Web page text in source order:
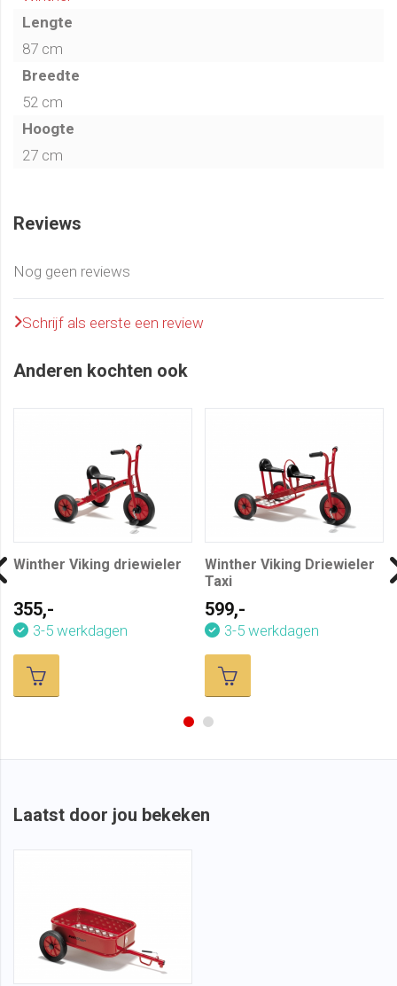
Lengte
87 cm
Breedte
52 cm
Hoogte
27 cm
Reviews
Nog geen reviews
Schrijf als eerste een review
Anderen kochten ook
Winther Viking driewieler
355,-
3-5 werkdagen
Winther Viking Driewieler
Taxi
599,-
3-5 werkdagen
Laatst door jou bekeken